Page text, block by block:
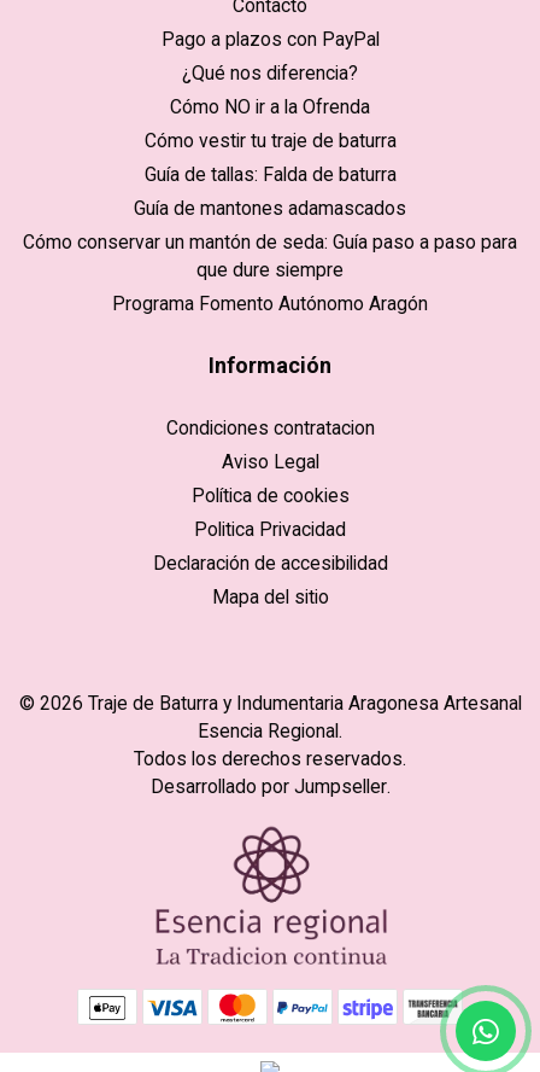
Contacto
Pago a plazos con PayPal
¿Qué nos diferencia?
Cómo NO ir a la Ofrenda
Cómo vestir tu traje de baturra
Guía de tallas: Falda de baturra
Guía de mantones adamascados
Cómo conservar un mantón de seda: Guía paso a paso para
que dure siempre
Programa Fomento Autónomo Aragón
Información
Condiciones contratacion
Aviso Legal
Política de cookies
Politica Privacidad
Declaración de accesibilidad
Mapa del sitio
© 2026 Traje de Baturra y Indumentaria Aragonesa Artesanal
Esencia Regional.
Todos los derechos reservados.
Desarrollado por Jumpseller.